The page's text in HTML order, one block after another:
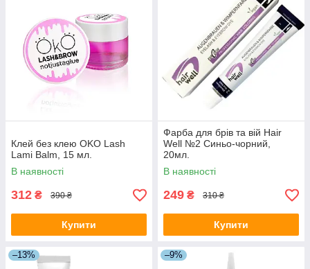
Клей без клею OKO Lash
Lami Balm, 15 мл.
В наявності
312 ₴ 390 ₴
Купити
Фарба для брів та вій Hair
Well №2 Синьо-чорний,
20мл.
В наявності
249 ₴ 310 ₴
Купити
–13% –9%